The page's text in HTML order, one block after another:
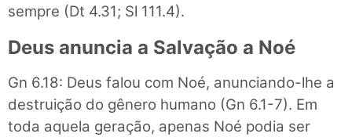
sempre (Dt 4.31; Sl 111.4).
Deus anuncia a Salvação a Noé
Gn 6.18: Deus falou com Noé, anunciando-lhe a
destruição do gênero humano (Gn 6.1-7). Em
toda aquela geração, apenas Noé podia ser